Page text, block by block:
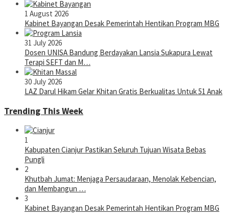
1 August 2026
Kabinet Bayangan Desak Pemerintah Hentikan Program MBG
31 July 2026
Dosen UNISA Bandung Berdayakan Lansia Sukapura Lewat
Terapi SEFT dan M…
30 July 2026
LAZ Darul Hikam Gelar Khitan Gratis Berkualitas Untuk 51 Anak
Trending This Week
1
Kabupaten Cianjur Pastikan Seluruh Tujuan Wisata Bebas
Pungli
2
Khutbah Jumat: Menjaga Persaudaraan, Menolak Kebencian,
dan Membangun …
3
Kabinet Bayangan Desak Pemerintah Hentikan Program MBG